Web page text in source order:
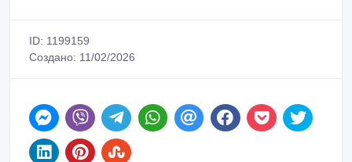
ID: 1199159
Создано: 11/02/2026